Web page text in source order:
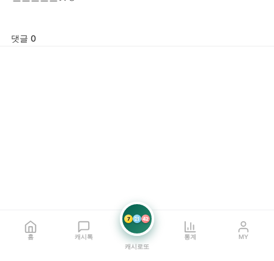
댓글 0
홈 캐시톡
7 21 42
캐시로또
통계 MY